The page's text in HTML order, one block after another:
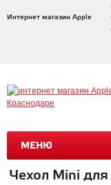
Интернет магазин Apple
МЕНЮ
Чехол Mini